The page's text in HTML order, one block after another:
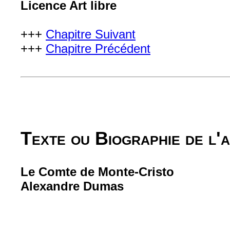
Licence Art libre
+++ Chapitre Suivant
+++ Chapitre Précédent
Texte ou Biographie de
Le Comte de Monte-Cristo
Alexandre Dumas